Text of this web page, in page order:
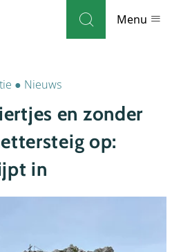
Menu
● Nieuws
en zonder
op:
in